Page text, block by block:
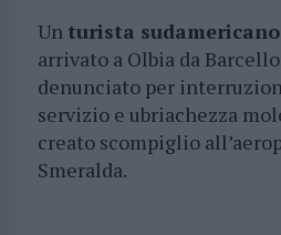
Un turista
arrivato a Olbia da
denunciato per
servizio e ubriachezza
creato scompiglio
Smeralda.